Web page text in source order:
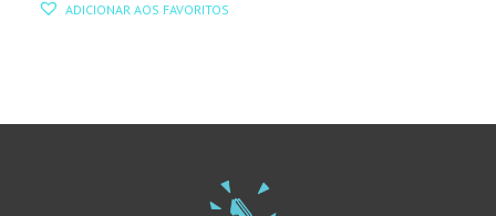
ADICIONAR AOS FAVORITOS